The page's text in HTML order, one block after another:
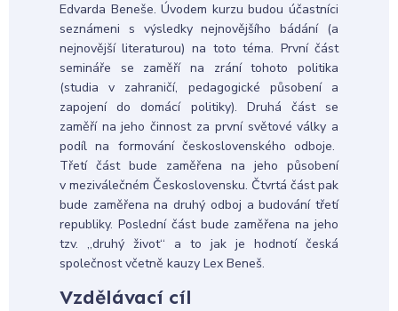
Edvarda Beneše. Úvodem kurzu budou účastníci
seznámeni s výsledky nejnovějšího bádání (a
nejnovější literaturou) na toto téma. První část
semináře se zaměří na zrání tohoto politika
(studia v zahraničí, pedagogické působení a
zapojení do domácí politiky). Druhá část se
zaměří na jeho činnost za první světové války a
podíl na formování československého odboje.
Třetí část bude zaměřena na jeho působení
v meziválečném Československu. Čtvrtá část pak
bude zaměřena na druhý odboj a budování třetí
republiky. Poslední část bude zaměřena na jeho
tzv. „druhý život“ a to jak je hodnotí česká
společnost včetně kauzy Lex Beneš.
Vzdělávací cíl